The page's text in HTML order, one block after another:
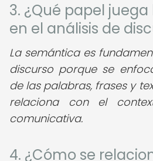
3. ¿Qué papel
en el análisis de
La semántica es
discurso porque se
de las palabras, frases y
relaciona con el
comunicativa.
4. ¿Cómo se